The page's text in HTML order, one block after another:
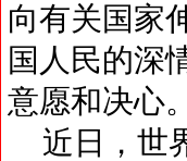
向有关国家
国人民的深
意愿和决心。
近日，世